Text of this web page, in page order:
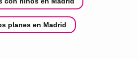
planes en Madrid